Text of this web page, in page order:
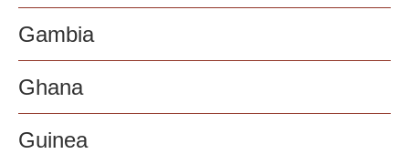
Gambia
Ghana
Guinea